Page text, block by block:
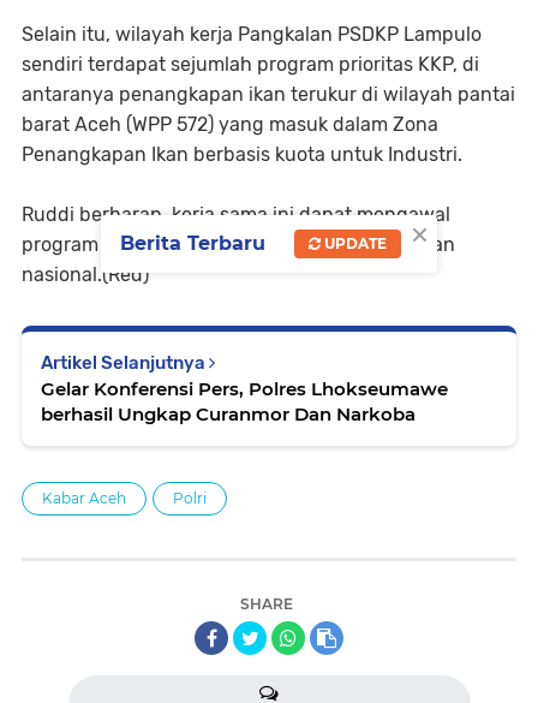
Selain itu, wilayah kerja Pangkalan PSDKP Lampulo
sendiri terdapat sejumlah program prioritas KKP, di
antaranya penangkapan ikan terukur di wilayah pantai
barat Aceh (WPP 572) yang masuk dalam Zona
Penangkapan Ikan berbasis kuota untuk Industri.
Ruddi berharap, kerja sama ini dapat mengawal
program prioritas sektor kelautan dan perikanan
nasional.(Red)
Artikel Selanjutnya
Gelar Konferensi Pers, Polres Lhokseumawe
berhasil Ungkap Curanmor Dan Narkoba
Kabar Aceh Polri
SHARE
×
Berita Terbaru UPDATE